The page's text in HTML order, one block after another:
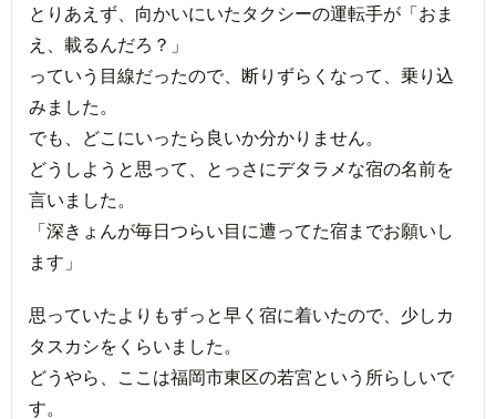
とりあえず、向かいにいたタクシーの運転手が「おま
え、載るんだろ？」
っていう目線だったので、断りずらくなって、乗り込
みました。
でも、どこにいったら良いか分かりません。
どうしようと思って、とっさにデタラメな宿の名前を
言いました。
「深きょんが毎日つらい目に遭ってた宿までお願いし
ます」
思っていたよりもずっと早く宿に着いたので、少しカ
タスカシをくらいました。
どうやら、ここは福岡市東区の若宮という所らしいで
す。